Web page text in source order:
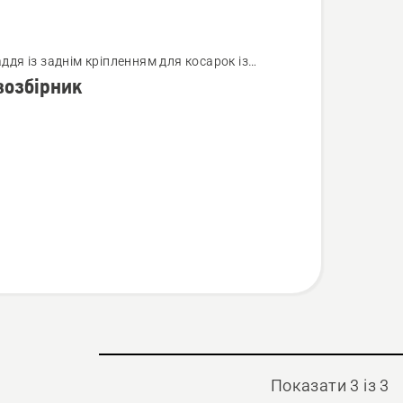
із заднім кріпленням для косарок із
радіусом розвертання
Показати 3 із 3